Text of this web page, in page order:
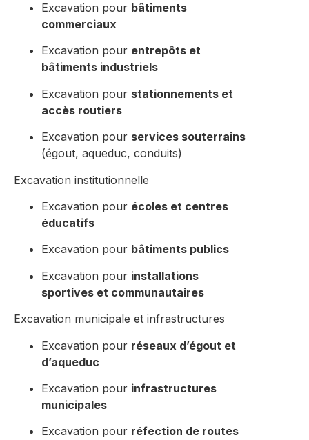
Excavation pour bâtiments
commerciaux
Excavation pour entrepôts et
bâtiments industriels
Excavation pour stationnements et
accès routiers
Excavation pour services souterrains
(égout, aqueduc, conduits)
Excavation institutionnelle
Excavation pour écoles et centres
éducatifs
Excavation pour bâtiments publics
Excavation pour installations
sportives et communautaires
Excavation municipale et infrastructures
Excavation pour réseaux d’égout et
d’aqueduc
Excavation pour infrastructures
municipales
Excavation pour réfection de routes